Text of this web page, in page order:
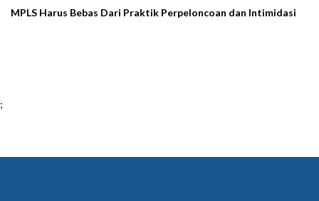
MPLS Harus Bebas Dari Praktik Perpeloncoan dan Intimidasi
;